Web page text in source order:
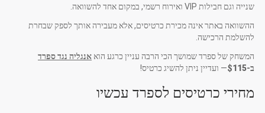
שנייה וגם חבילות VIP ואירוח רשמי, במקום אחד להשוואה.
ההשוואה באתר אינה מכירת כרטיסים, אלא מעבירה אותך לספק שבחרת
להשלמת הרכישה.
המשחק של ספרד שמושך הכי הרבה עניין כרגע הוא אנגליה נגד ספרד
ב-$115— ועדיין ניתן להשיג כרטיס!
מחירי כרטיסים לספרד עכשיו